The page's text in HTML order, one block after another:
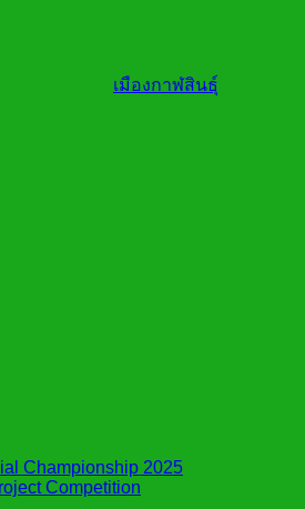
เมืองกาฬสินธุ์
Championship 2025
Competition